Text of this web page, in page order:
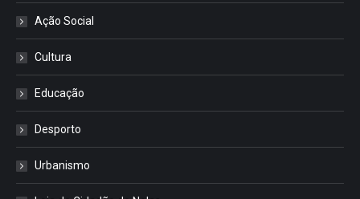
Ação Social
Cultura
Educação
Desporto
Urbanismo